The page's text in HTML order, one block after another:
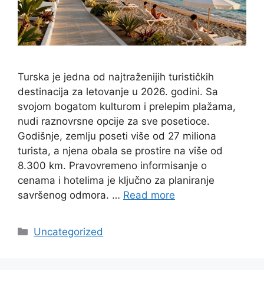
Turska je jedna od najtraženijih turističkih
destinacija za letovanje u 2026. godini. Sa
svojom bogatom kulturom i prelepim plažama,
nudi raznovrsne opcije za sve posetioce.
Godišnje, zemlju poseti više od 27 miliona
turista, a njena obala se prostire na više od
8.300 km. Pravovremeno informisanje o
cenama i hotelima je ključno za planiranje
savršenog odmora. … Read more
Categories
Uncategorized